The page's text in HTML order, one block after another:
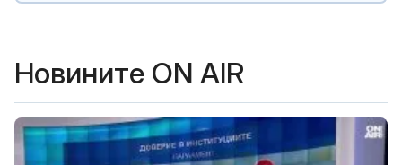
Новините ON AIR